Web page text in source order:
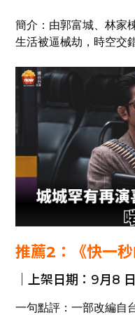
簡介：由郭富城、林家
生活被逼械劫，時空交
推薦2：《快一秒
｜上架日期：9月8
一句點評：一部改編自